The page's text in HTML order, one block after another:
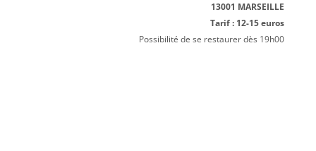
13001 MARSEILLE
Tarif : 12-15 euros
Possibilité de se restaurer dès 19h00